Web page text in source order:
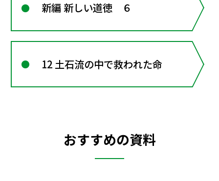
新編 新しい道徳 ６
12 土石流の中で救われた命
おすすめの資料